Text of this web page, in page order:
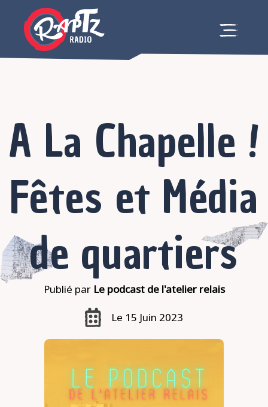
A La Chapelle !
Fêtes et Média
de quartiers
Publié par Le podcast de l'atelier relais
Le 15 Juin 2023